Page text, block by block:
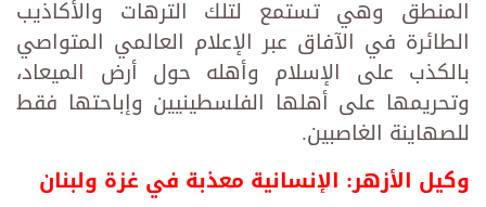
المنطق وهي تستمع لتلك الترهات والأكاذيب
الطائرة في الآفاق عبر الإعلام العالمي المتواصي
بالكذب على الإسلام وأهله حول أرض الميعاد،
وتحريمها على أهلها الفلسطينيين وإباحتها فقط
للصهاينة الغاصبين.
وكيل الأزهر: الإنسانية معذبة في غزة ولبنان